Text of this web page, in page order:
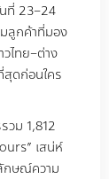
ที่ 23–24
ลูกค้าที่มอง
ไทย–ต่าง
สุดก่อนใคร
วม 1,812
เสน่ห์
กษณ์ความ